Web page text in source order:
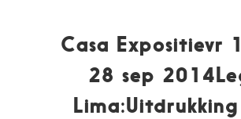
Casa Expositievr
28 sep